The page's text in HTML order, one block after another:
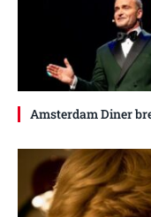
Amsterdam Diner